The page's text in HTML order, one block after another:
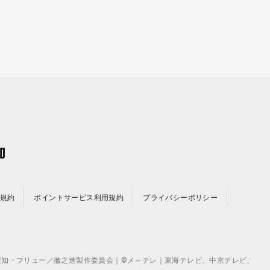
約 ポイントサービス利用規約 プライバシーポリシー
フリュー／徹之進製作委員会｜©メ～テレ｜東海テレビ、中京テレビ、